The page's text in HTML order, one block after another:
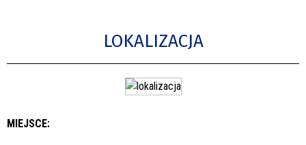
LOKALIZACJA
MIEJSCE: